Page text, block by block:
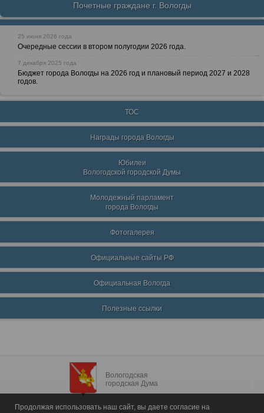
Почетные граждане г. Вологды
25 июня 2026 года
Очередные сессии в втором полугодии 2026 года.
7 декабря 2025 года
Бюджет города Вологды на 2026 год и плановый период 2027 и 2028
годов.
ТОС
Награды города Вологды
Юбилеи
Вологодской городской Думы
Молодежный парламент
города Вологды
Фотогалерея
Официальные сайты РФ
Официальная Вологда
Полезные ссылки
Вологодская
городская Дума
Продолжая использовать наш сайт, вы даете согласие на